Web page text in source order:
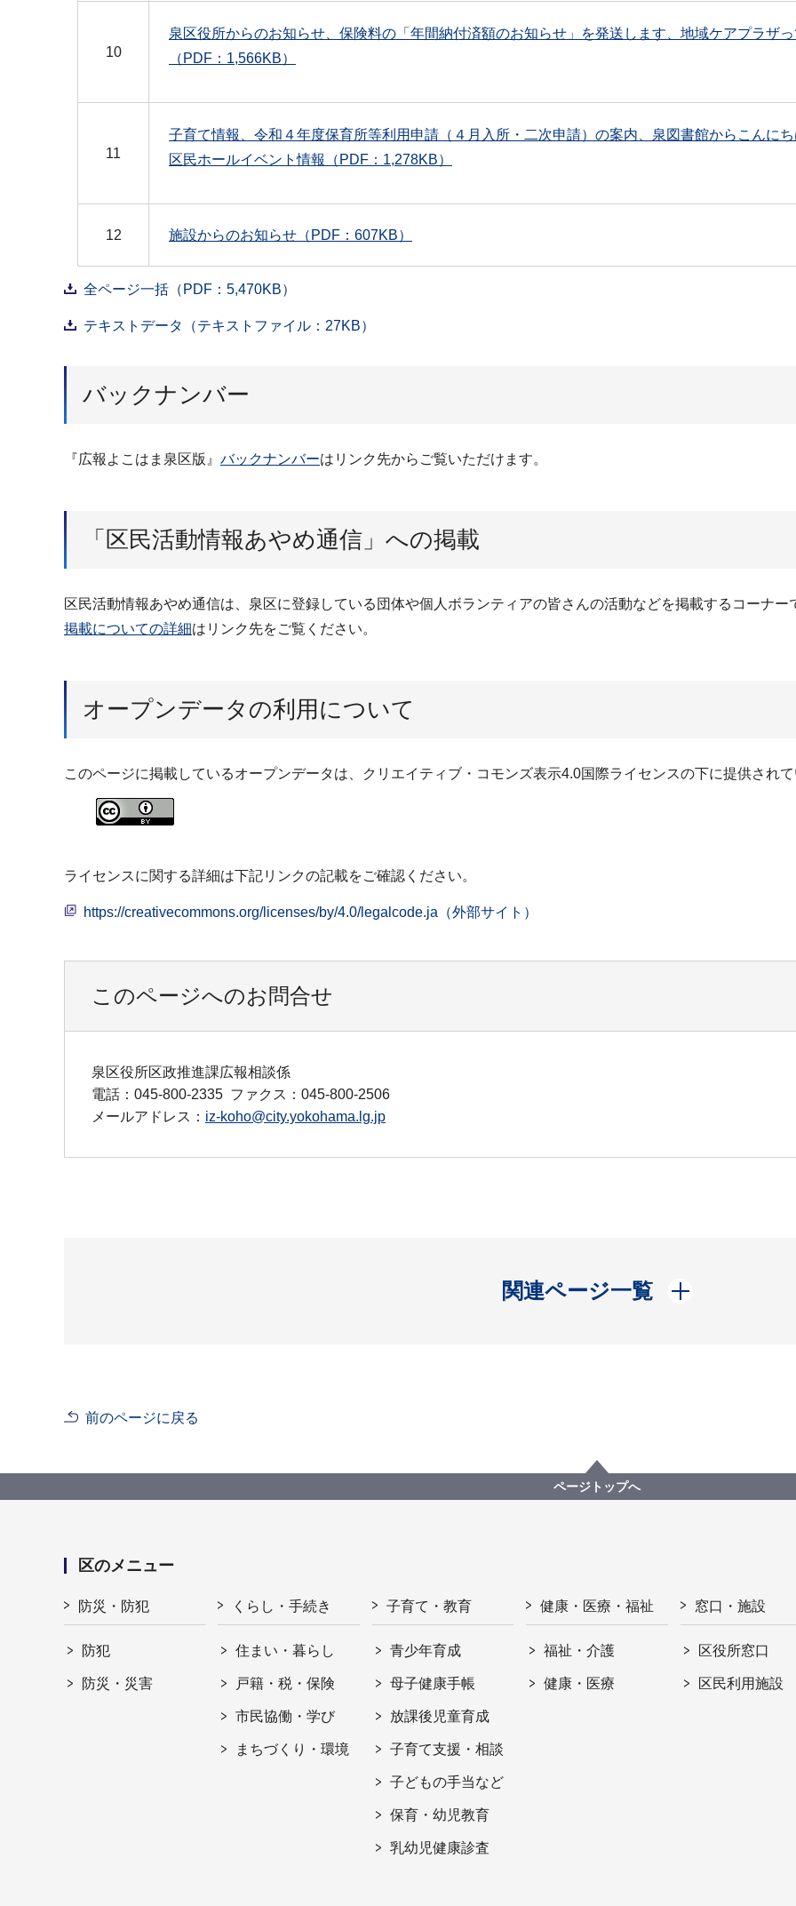
10
泉区役所からのお知らせ、保険料の「年間納付済額のお知らせ」を発送します、地域ケアプラザ
（PDF：1,566KB）
11
子育て情報、令和４年度保育所等利用申請（４月入所・二次申請）の案内、泉図書館からこんに
区民ホールイベント情報（PDF：1,278KB）
12 施設からのお知らせ（PDF：607KB）
全ページ一括（PDF：5,470KB）
テキストデータ（テキストファイル：27KB）
バックナンバー
『広報よこはま泉区版』 バックナンバーはリンク先からご覧いただけます。
「区民活動情報あやめ通信」への掲載
区民活動情報あやめ通信は、泉区に登録している団体や個人ボランティアの皆さんの活動などを掲載するコーナー
掲載についての詳細はリンク先をご覧ください。
オープンデータの利用について
このページに掲載しているオープンデータは、クリエイティブ・コモンズ表示4.0国際ライセンスの下に提供され
ライセンスに関する詳細は下記リンクの記載をご確認ください。
https://creativecommons.org/licenses/by/4.0/legalcode.ja（外部サイト）
このページへのお問合せ
泉区役所区政推進課広報相談係
電話：045-800-2335 ファクス：045-800-2506
メールアドレス： iz-koho@city.yokohama.lg.jp
関連ページ一覧
開く
前のページに戻る
ページトップへ
区のメニュー
防災・防犯
防犯
防災・災害
くらし・手続き
住まい・暮らし
戸籍・税・保険
市民協働・学び
まちづくり・環境
子育て・教育
青少年育成
母子健康手帳
放課後児童育成
子育て支援・相談
子どもの手当など
保育・幼児教育
乳幼児健康診査
健康・医療・福祉
福祉・介護
健康・医療
窓口・施設
区役所窓口
区民利用施設